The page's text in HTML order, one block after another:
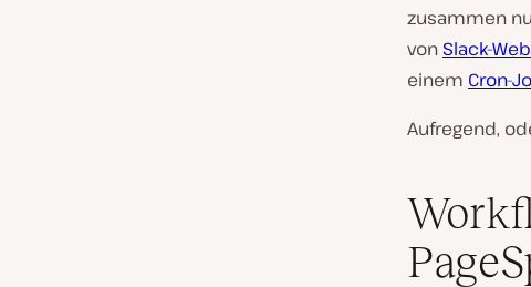
zusammen
von Slack-
einem Cron-
Aufregend,